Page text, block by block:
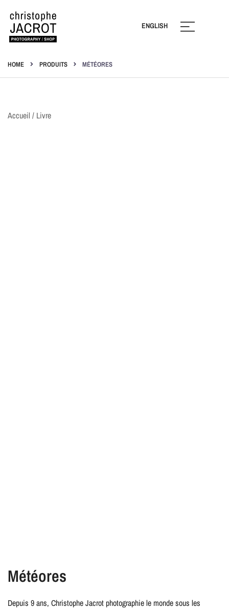
ENGLISH
HOME PRODUITS MÉTÉORES
Accueil / Livre
Météores
Depuis 9 ans, Christophe Jacrot photographie le monde sous les